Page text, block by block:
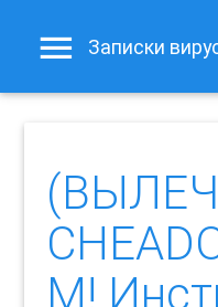
Записки
M!